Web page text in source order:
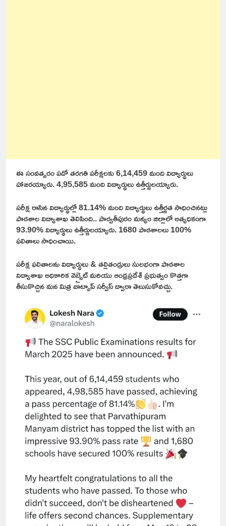
ఈ సంవత్సరం పదో తరగతి పరీక్షలకు 6,14,459 మంది విద్యార్థులు
హాజరయ్యారు. 4,95,585 మంది విద్యార్థులు ఉత్తీర్ణులయ్యారు.
పరీక్ష రాసిన విద్యార్థుల్లో 81.14% మంది విద్యార్థులు ఉత్తీర్ణత సాధించినట్లు
పాఠశాల విద్యాశాఖ తెలిపింది.. పార్వతీపురం మన్యం జిల్లాలో అత్యధికంగా
93.90% విద్యార్థులు ఉత్తీర్ణులయ్యారు. 1680 పాఠశాలలు 100%
ఫలితాలు సాధించాయి.
పరీక్ష ఫలితాలను విద్యార్థులు & తల్లితండ్రులు సులభంగా పాఠశాల
విద్యాశాఖ అధికారిక వెబ్సైట్ మరియు ఆంధ్రప్రదేశ్ ప్రభుత్వం కొత్తగా
తీసుకొచ్చిన మన మిత్ర వాట్సాప్ సర్వీస్ ద్వారా తెలుసుకోవచ్చు.